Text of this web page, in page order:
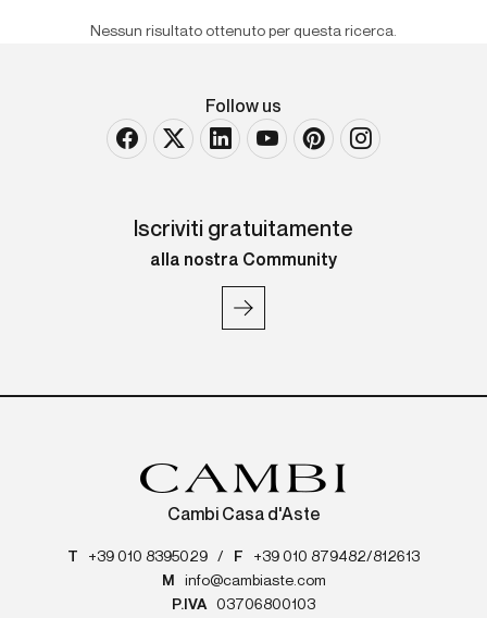
Nessun risultato ottenuto per questa ricerca.
Follow us
Iscriviti gratuitamente
alla nostra Community
Cambi Casa d'Aste
T +39 010 8395029 / F
+39 010 879482/812613
M
info@cambiaste.com
P.IVA
03706800103